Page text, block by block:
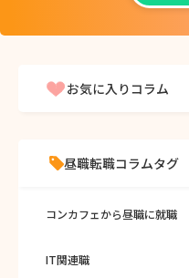
お気に入りコラム
昼職転職コラムタグ
コンカフェから昼職に就職
IT関連職